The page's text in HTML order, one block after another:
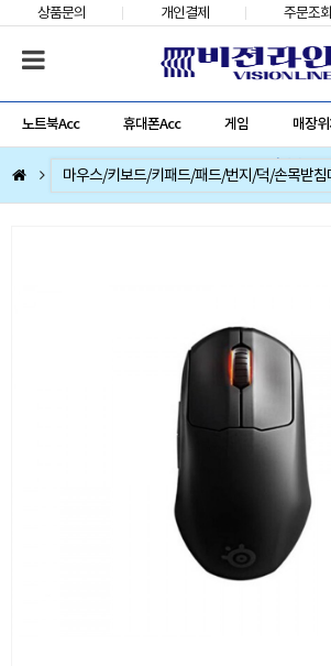
상품문의 개인결제 주문조회
노트북Acc 휴대폰Acc 게임 매장
컴퓨터부품
베스트 상품
컴퓨터주변기기
저장장치/네트웍/케이블/배터리/충전기/잠금
마우스/키보드/키패드/패드/번지/덕/손목받침
스피커/이어폰/헤드셋/거치대/마이크
게임
노트북Acc
게임슬라이더
휴대폰Acc
스틸시리즈
마우스 (정품)